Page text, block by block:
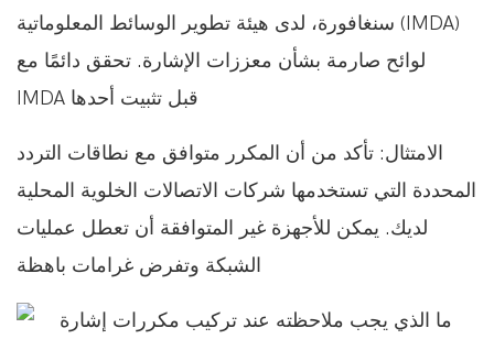
سنغافورة، لدى هيئة تطوير الوسائط المعلوماتية (IMDA)
لوائح صارمة بشأن معززات الإشارة. تحقق دائمًا مع
الامتثال: تأكد من أن المكرر متوافق مع نطاقات التردد
المحددة التي تستخدمها شركات الاتصالات الخلوية المحلية
لديك. يمكن للأجهزة غير المتوافقة أن تعطل عمليات